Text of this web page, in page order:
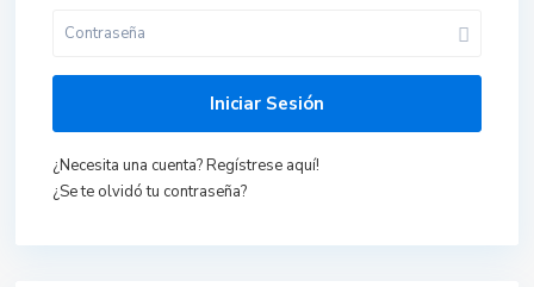
Iniciar Sesión
¿Necesita una cuenta? Regístrese aquí!
¿Se te olvidó tu contraseña?